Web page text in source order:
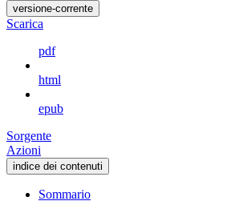
versione-corrente
Scarica
pdf
html
epub
Sorgente
Azioni
indice dei contenuti
Sommario